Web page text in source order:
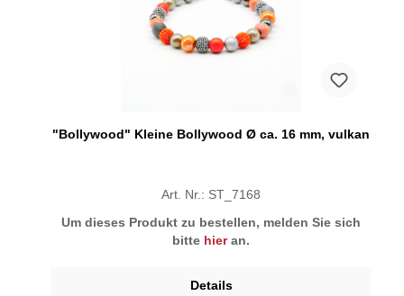
"Bollywood" Kleine Bollywood Ø ca. 16 mm, vulkan
Art. Nr.: ST_7168
Um dieses Produkt zu bestellen, melden Sie sich
bitte hieran.
Details